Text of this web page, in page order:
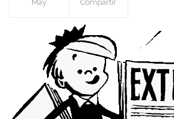
May Compartir